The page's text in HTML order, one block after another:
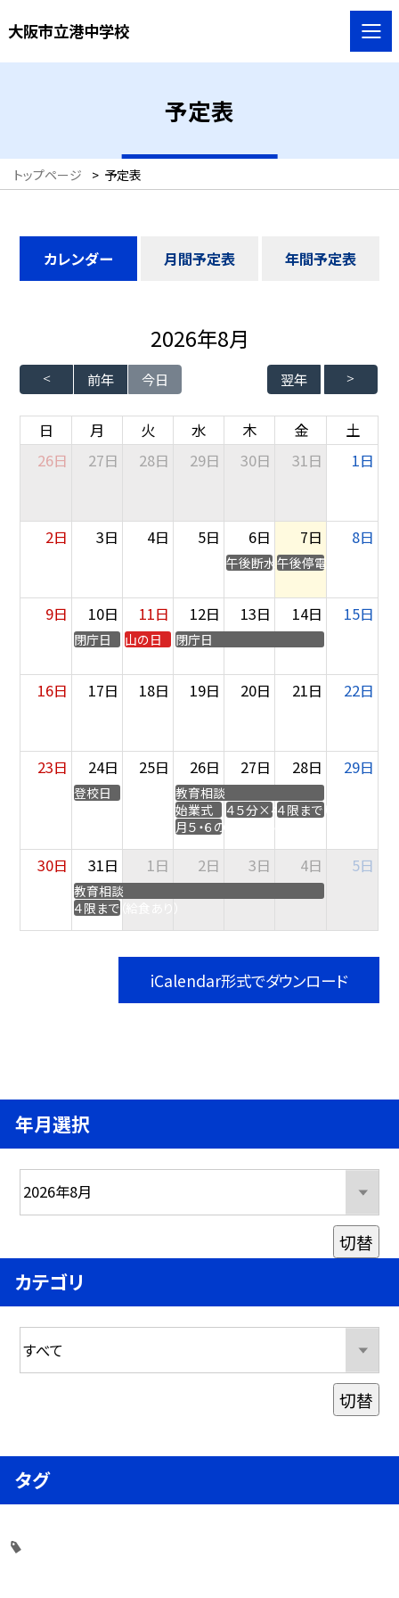
大阪市立港中学校
予定表
トップページ > 予定表
カレンダー 月間予定表 年間予定表
前年 今日
2026年8月
翌年
日 月 火 水 木 金
土
26日
27日 28日 29日 30日 31日 1日
2日 3日 4日 5日 6日
午後断水
7日
午後停電
8日
9日 10日
閉庁日
11日
山の日
12日
閉庁日
13日 14日 15日
16日 17日 18日 19日 20日 21日 22日
23日 24日
登校日
25日 26日
教育相談
始業式
月５・６の授業（４５分）
27日
４５分×４限授業（給食なし）
28日
４限まで（給食あり）
29日
30日 31日
教育相談
４限まで（給食あり）
1日 2日 3日 4日 5日
iCalendar形式でダウンロード
年月選択
切替
カテゴリ
切替
タグ